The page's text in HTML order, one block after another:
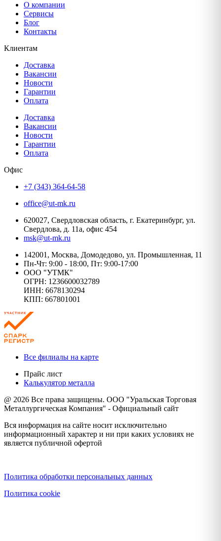
О компании
Сервисы
Блог
Контакты
Клиентам
Доставка
Вакансии
Новости
Гарантии
Оплата
Доставка
Вакансии
Новости
Гарантии
Оплата
Офис
+7 (343) 364-64-58
office@ut-mk.ru
620027, Свердловская область, г. Екатеринбург, ул.
Свердлова, д. 11а, офис 454
msk@ut-mk.ru
142001, Москва, Домодедово, ул. Промышленная, 11
Пн-Чт: 9:00 - 18:00, Пт: 9:00-17:00
ООО "УТМК"
ОГРН: 1236600032789
ИНН: 6678130294
КПП: 667801001
Все филиалы на карте
Прайс лист
Калькулятор металла
@ 2026 Все права защищены. ООО "Уральская Торговая
Металлургическая Компания" - Официальный сайт
Вся информация на сайте носит исключительно
информационный характер и ни при каких условиях не
является публичной офертой
Политика обработки персональных данных
Политика cookie